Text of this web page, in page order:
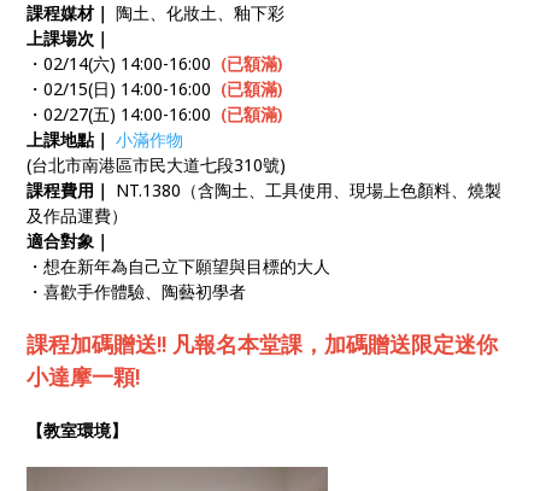
課程媒材｜ 陶土、化妝土、釉下彩
上課場次｜
・02/14(六) 14:00-16:00 (已額滿)
・02/15(日) 14:00-16:00 (已額滿)
・02/27(五) 14:00-16:00 (已額滿)
上課地點｜ 小滿作物
(台北市南港區市民大道七段310號)
課程費用｜ NT.1380（含陶土、工具使用、現場上色顏料、燒製
及作品運費）
適合對象｜
・想在新年為自己立下願望與目標的大人
・喜歡手作體驗、陶藝初學者
課程加碼贈送!! 凡報名本堂課，加碼贈送限定迷你
小達摩一顆!
【教室環境】